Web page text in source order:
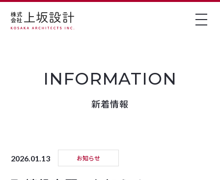
新着情報
2026.01.13 お知らせ